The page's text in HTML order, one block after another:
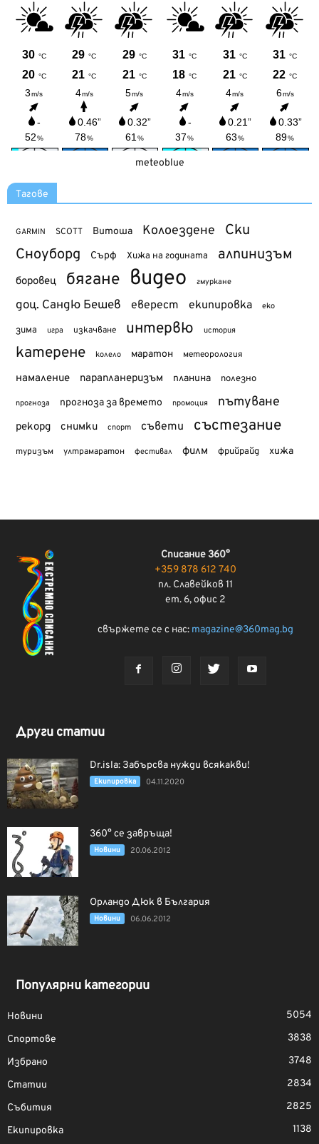
meteoblue
Тагове
GARMIN SCOTT Витоша Колоездене Ски
Сноуборд Сърф Хижа на годината алпинизъм
боровец бягане видео гмуркане
доц. Сандю Бешев еверест екипировка еко
зима игра изкачване интервю история
катерене колело маратон метеорология
намаление парапланеризъм планина полезно
прогноза прогноза за времето промоция пътуване
рекорд снимки спорт съвети състезание
туризъм ултрамаратон фестивал филм фрийрайд хижа
Списание 360°
+359 878 612 740
пл. Славейков 11
ет. 6, офис 2
свържете се с нас: magazine@360mag.bg
Други статии
Dr.isla: Забърсва нужди всякакви!
Екипировка 04.11.2020
360° се завръща!
Новини 20.06.2012
Орландо Дюк в България
Новини 06.06.2012
Популярни категории
Новини
5054
Спортове
3838
Избрано
3748
Статии
2834
Събития
2825
Екипировка
1138